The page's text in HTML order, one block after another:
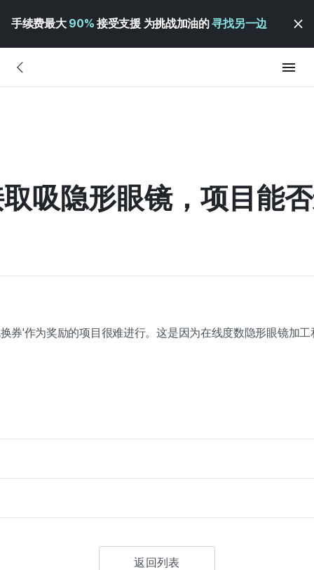
手续费最大 90% 接受支援 为挑战加油的寻找另一边
吸隐形眼镜，项目能
券'作为奖励的项目很难进行。这是因为在线度数隐形眼镜加
返回列表